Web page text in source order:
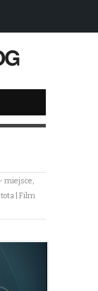
miejsce,
| Film